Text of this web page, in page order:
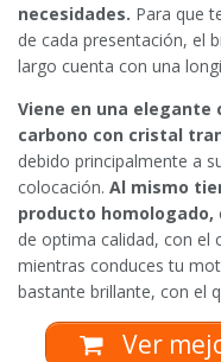
necesidades. Para que
de cada presentación, el
largo cuenta con una
Viene en una elegante
carbono con cristal
debido principalmente a
colocación. Al mismo
producto homologado,
de optima calidad, con el
mientras conduces tu
bastante brillante, con el
Ver